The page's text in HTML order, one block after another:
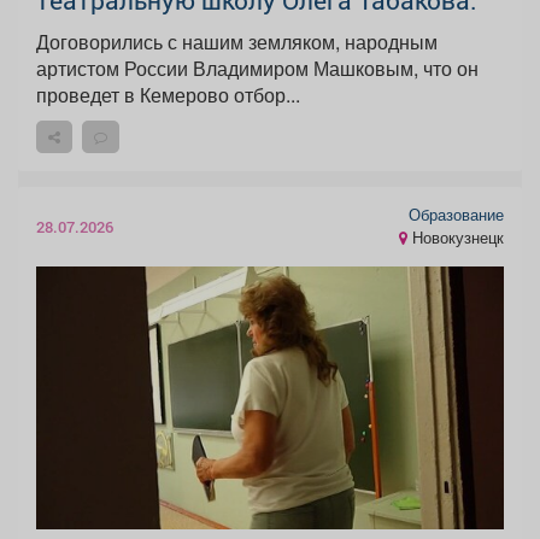
Договорились с нашим земляком, народным
артистом России Владимиром Машковым, что он
проведет в Кемерово отбор...
28.07.2026
Образование
Новокузнецк